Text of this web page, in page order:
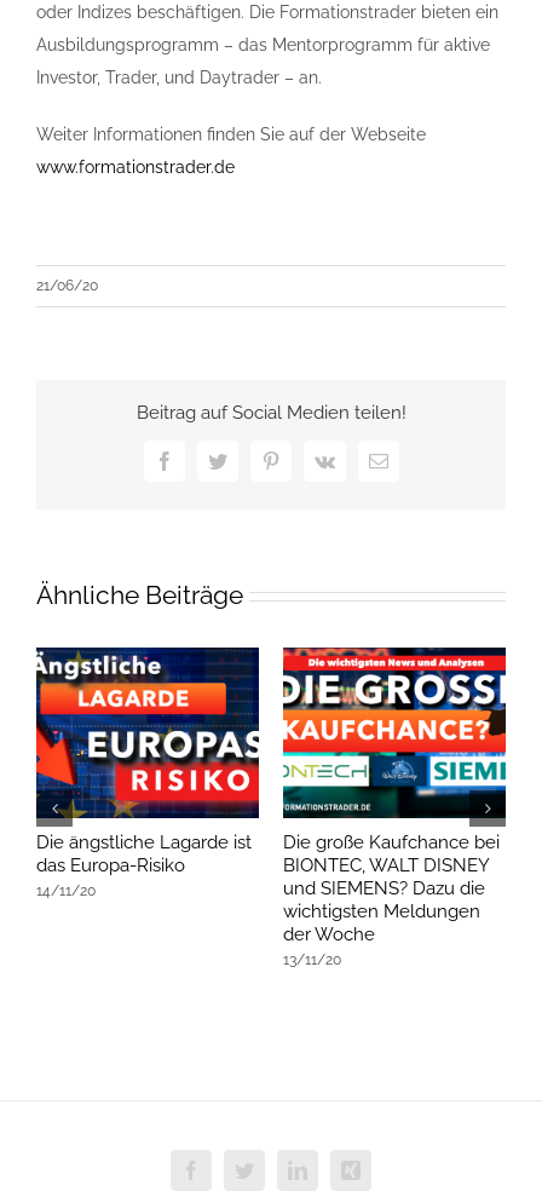
oder Indizes beschäftigen. Die Formationstrader bieten ein
Ausbildungsprogramm – das Mentorprogramm für aktive
Investor, Trader, und Daytrader – an.
Weiter Informationen finden Sie auf der Webseite
www.formationstrader.de
21/06/20
Beitrag auf Social Medien teilen!
FacebookTwitterPinterest
Vk
E-
Ähnliche Beiträge
Die ängstliche Lagarde ist
das Europa-Risiko
14/11/20
Die große Kaufchance bei
BIONTEC, WALT DISNEY
und SIEMENS? Dazu die
wichtigsten Meldungen
der Woche
13/11/20
FacebookTwitterLinkedInXing